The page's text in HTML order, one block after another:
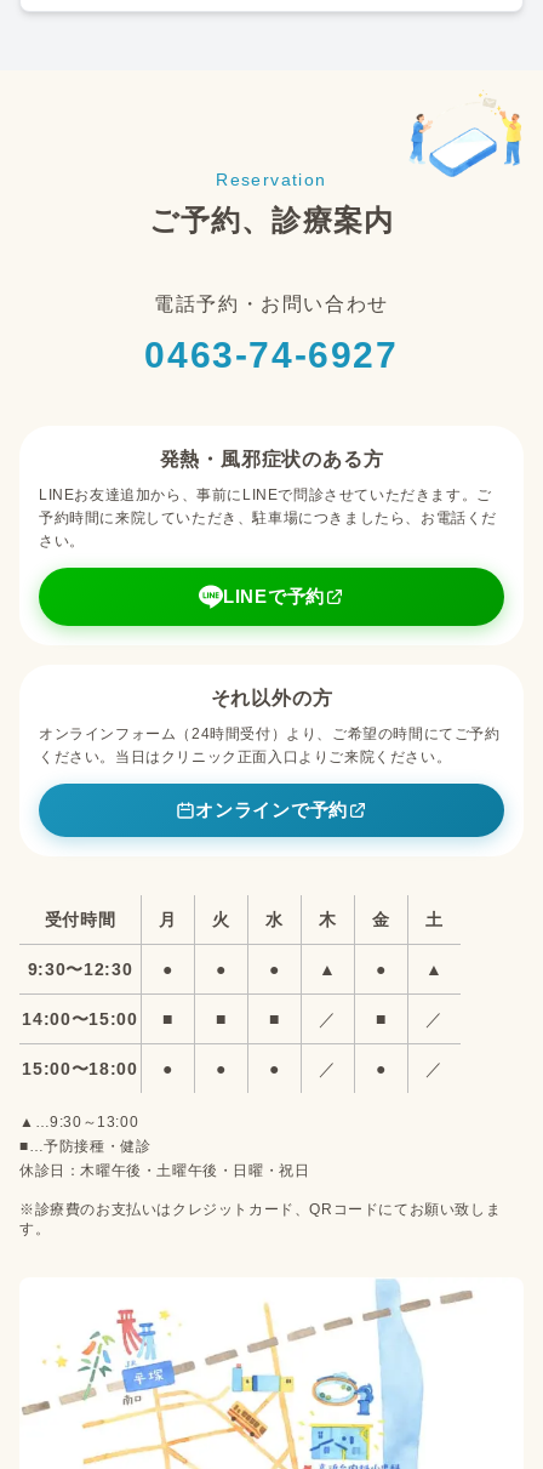
Reservation
ご予約、診療案内
電話予約・お問い合わせ
0463-74-6927
発熱・風邪症状のある方
LINEお友達追加から、事前にLINEで問診させていただきます。ご
予約時間に来院していただき、駐車場につきましたら、お電話くだ
さい。
LINEで予約
それ以外の方
オンラインフォーム（24時間受付）より、ご希望の時間にてご予約
ください。当日はクリニック正面入口よりご来院ください。
オンラインで予約
受付時間 月 火 水 木 金 土
9:30〜12:30 ● ● ● ▲ ● ▲
14:00〜15:00 ■ ■ ■ ／ ■ ／
15:00〜18:00 ● ● ● ／ ● ／
▲…9:30～13:00
■…予防接種・健診
休診日：木曜午後・土曜午後・日曜・祝日
※診療費のお支払いはクレジットカード、QRコードにてお願い致しま
す。